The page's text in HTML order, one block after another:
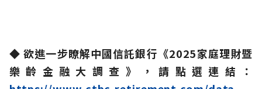
◆ 欲進一步瞭解中國信託銀行《2025家庭理財暨
樂齡金融大調查》，請點選連結：